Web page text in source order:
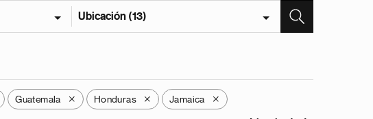
Ubicación (13)
Guatemala X Honduras X Jamaica X